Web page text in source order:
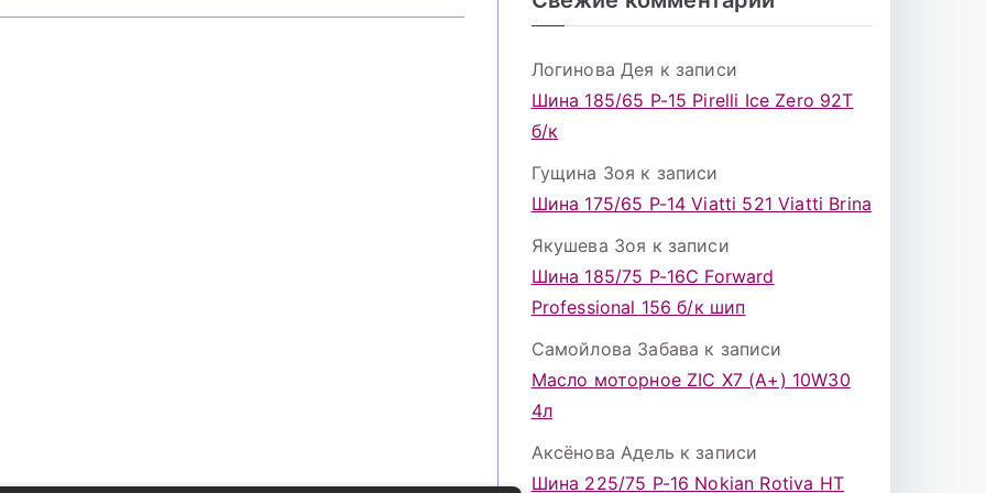
Логинова Дея к записи
Шина 185/65 Р-15 Pirelli Ice Zero 92T
б/к
Гущина Зоя к записи
Шина 175/65 Р-14 Viatti 521 Viatti Brina
Якушева Зоя к записи
Шина 185/75 Р-16С Forward
Professional 156 б/к шип
Самойлова Забава к записи
Масло моторное ZIC X7 (A+) 10W30
4л
Аксёнова Адель к записи
Шина 225/75 Р-16 Nokian Rotiva HT